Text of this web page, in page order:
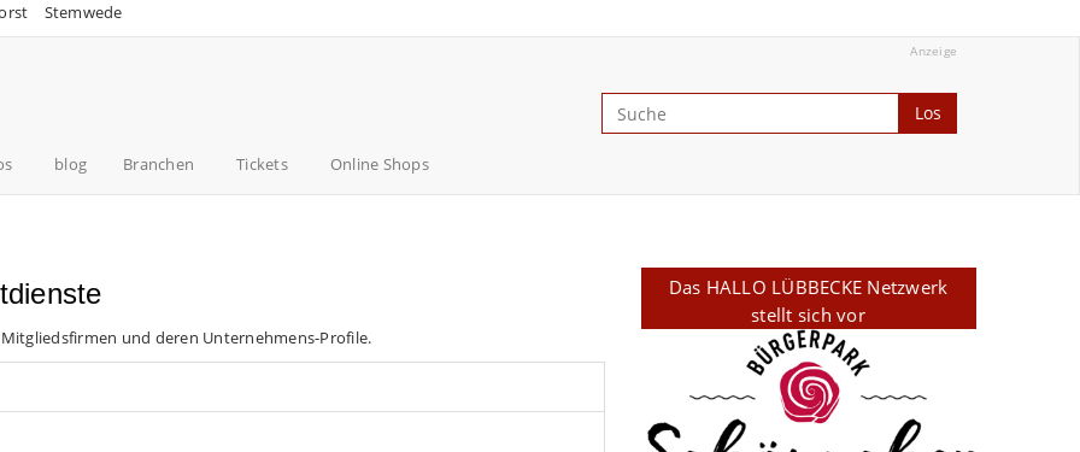
Stemwede
Anzeige
Los
blog Branchen Tickets Online Shops
Mitgliedsfirmen und deren Unternehmens-Profile.
Das HALLO LÜBBECKE Netzwerk
stellt sich vor